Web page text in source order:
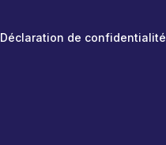
Déclaration de confidentialité